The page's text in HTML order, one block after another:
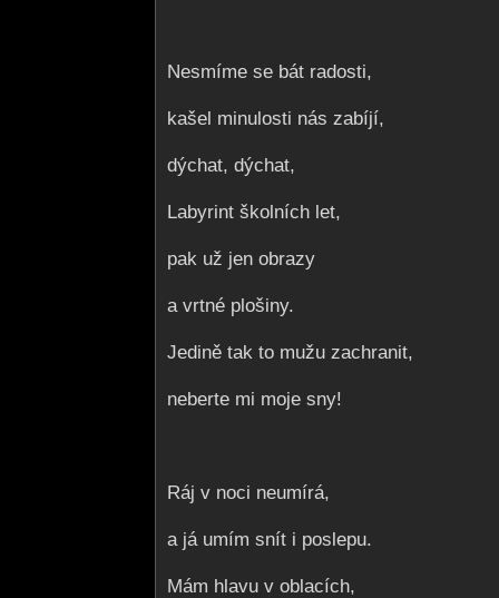
Nesmíme se bát radosti,
kašel minulosti nás zabíjí,
dýchat, dýchat,
Labyrint školních let,
pak už jen obrazy
a vrtné plošiny.
Jedině tak to mužu zachranit,
neberte mi moje sny!
Ráj v noci neumírá,
a já umím snít i poslepu.
Mám hlavu v oblacích,